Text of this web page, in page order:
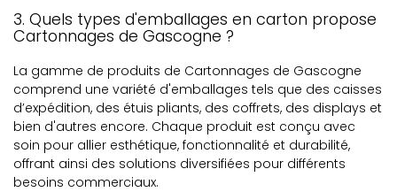
3. Quels types d'emballages en carton propose
Cartonnages de Gascogne ?
La gamme de produits de Cartonnages de Gascogne
comprend une variété d'emballages tels que des caisses
d’expédition, des étuis pliants, des coffrets, des displays et
bien d'autres encore. Chaque produit est conçu avec
soin pour allier esthétique, fonctionnalité et durabilité,
offrant ainsi des solutions diversifiées pour différents
besoins commerciaux.